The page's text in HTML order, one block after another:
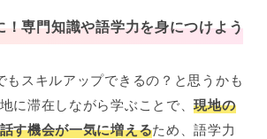
！専門知識や語学力を身につけよう
もスキルアップできるの？と思うかも
に滞在しながら学ぶことで、現地の
す機会が一気に増えるため、語学力